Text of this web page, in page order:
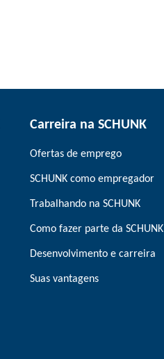
Carreira na SCHUNK
Ofertas de emprego
SCHUNK como empregador
Trabalhando na SCHUNK
Como fazer parte da SCHUNK
Desenvolvimento e carreira
Suas vantagens